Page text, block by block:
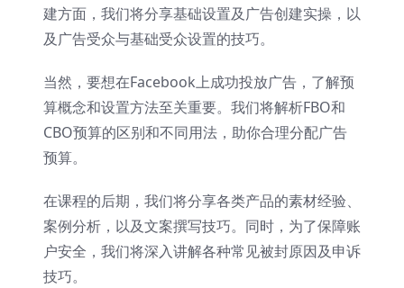
建方面，我们将分享基础设置及广告创建实操，以
及广告受众与基础受众设置的技巧。
当然，要想在Facebook上成功投放广告，了解预
算概念和设置方法至关重要。我们将解析FBO和
CBO预算的区别和不同用法，助你合理分配广告
预算。
在课程的后期，我们将分享各类产品的素材经验、
案例分析，以及文案撰写技巧。同时，为了保障账
户安全，我们将深入讲解各种常见被封原因及申诉
技巧。